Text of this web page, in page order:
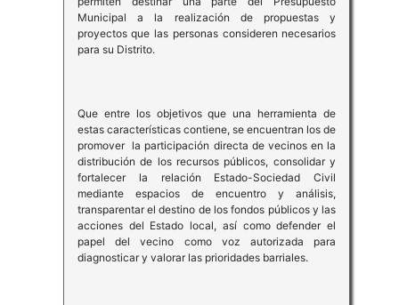
Municipal a la realización de propuestas y
proyectos que las personas consideren necesarios
para su Distrito.
Que entre los objetivos que una herramienta de
estas características contiene, se encuentran los de
promover la participación directa de vecinos en la
distribución de los recursos públicos, consolidar y
fortalecer la relación Estado-Sociedad Civil
mediante espacios de encuentro y análisis,
transparentar el destino de los fondos públicos y las
acciones del Estado local, así como defender el
papel del vecino como voz autorizada para
diagnosticar y valorar las prioridades barriales.